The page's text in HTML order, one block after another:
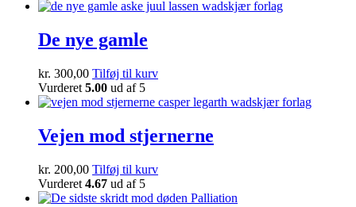
De nye gamle
kr. 300,00 Tilføj til kurv
Vurderet 5.00 ud af 5
Vejen mod stjernerne
kr. 200,00 Tilføj til kurv
Vurderet 4.67 ud af 5